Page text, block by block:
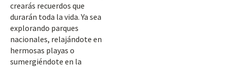
crearás recuerdos que
durarán toda la vida. Ya sea
explorando parques
nacionales, relajándote en
hermosas playas o
sumergiéndote en la